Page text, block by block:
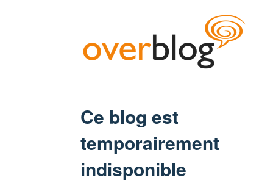
Ce blog est
temporairement
indisponible